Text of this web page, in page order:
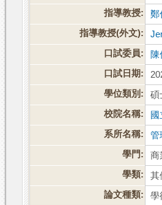
指導教授:
鄭
指導教授(外文):
口試委員:
陳
口試日期:
學位類別:
碩
校院名稱:
系所名稱:
管
學門:
商
學類:
其
論文種類:
學